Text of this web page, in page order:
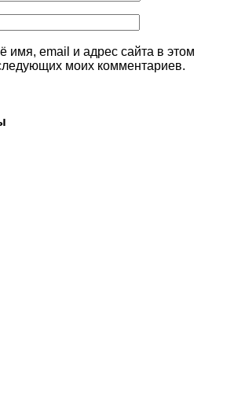
имя, email и адрес сайта в этом
моих комментариев.